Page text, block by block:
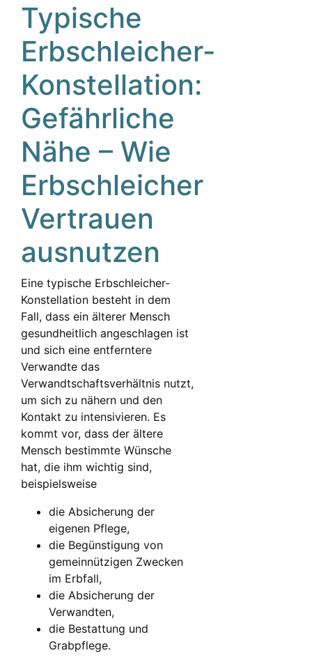
Typische
Erbschleicher-
Konstellation:
Gefährliche
Nähe – Wie
Erbschleicher
Vertrauen
ausnutzen
Eine typische Erbschleicher-
Konstellation besteht in dem
Fall, dass ein älterer Mensch
gesundheitlich angeschlagen ist
und sich eine entferntere
Verwandte das
Verwandtschaftsverhältnis nutzt,
um sich zu nähern und den
Kontakt zu intensivieren. Es
kommt vor, dass der ältere
Mensch bestimmte Wünsche
hat, die ihm wichtig sind,
beispielsweise
die Absicherung der
eigenen Pflege,
die Begünstigung von
gemeinnützigen Zwecken
im Erbfall,
die Absicherung der
Verwandten,
die Bestattung und
Grabpflege.